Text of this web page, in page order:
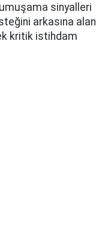
sinyalleri
arkasına alan
kritik istihdam